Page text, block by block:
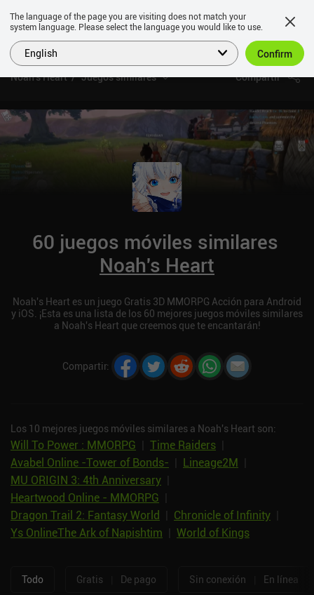
Noah's Heart Juegos similares Compartir
60 juegos móviles similares
Noah's Heart
Noah's Heart es un juego Gratis 3D MMORPG Acción para Android
y iOS. ¡Esta es una lista de los 60 mejores juegos móviles similares
a Noah's Heart que creemos que te encantarán!
Compartir:
Los 10 mejores juegos móviles similares a Noah's Heart son:
Will To Power : MMORPG Time Raiders
Avabel Online -Tower of Bonds-
Lineage2M
MU ORIGIN 3: 4th Anniversary
Heartwood Online - MMORPG
Dragon Trail 2: Fantasy World
Chronicle of Infinity
Ys OnlineThe Ark of Napishtim
World of Kings
Todo Gratis De pago Sin conexión En línea
The language of the page you are visiting does not match your
system language. Please select the language you would like to use.
English Confirm